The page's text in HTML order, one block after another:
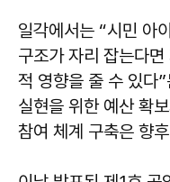
일각에서는 “시민 아
구조가 자리 잡는다
적 영향을 줄 수 있다
실현을 위한 예산 확
참여 체계 구축은 향